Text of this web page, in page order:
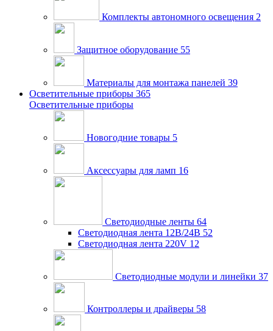
Комплекты автономного освещения 2
Защитное оборудование 55
Материалы для монтажа панелей 39
Осветительные приборы 365
Осветительные приборы
Новогодние товары 5
Аксессуары для ламп 16
Светодиодные ленты 64
Светодиодная лента 12В/24В 52
Светодиодная лента 220V 12
Светодиодные модули и линейки 37
Контроллеры и драйверы 58